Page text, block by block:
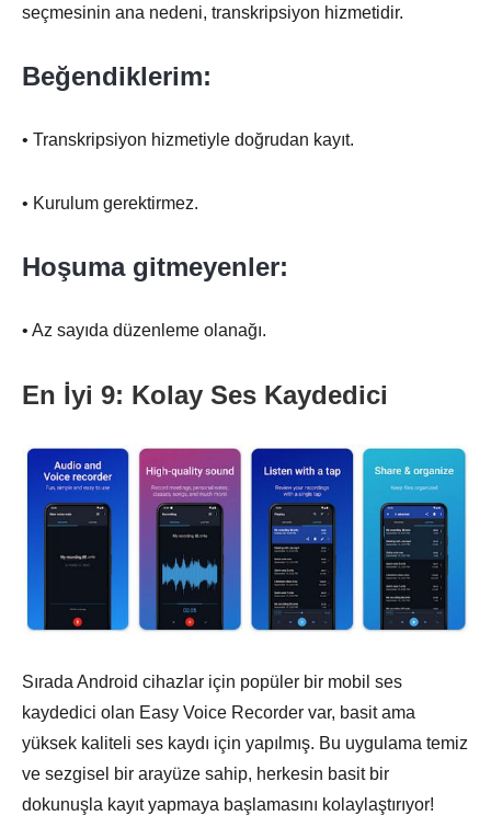
seçmesinin ana nedeni, transkripsiyon hizmetidir.
Beğendiklerim:
• Transkripsiyon hizmetiyle doğrudan kayıt.
• Kurulum gerektirmez.
Hoşuma gitmeyenler:
• Az sayıda düzenleme olanağı.
En İyi 9: Kolay Ses Kaydedici
Sırada Android cihazlar için popüler bir mobil ses
kaydedici olan Easy Voice Recorder var, basit ama
yüksek kaliteli ses kaydı için yapılmış. Bu uygulama temiz
ve sezgisel bir arayüze sahip, herkesin basit bir
dokunuşla kayıt yapmaya başlamasını kolaylaştırıyor!